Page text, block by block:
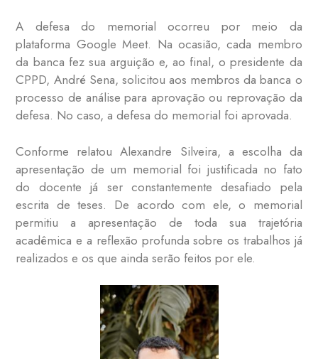
A defesa do memorial ocorreu por meio da
plataforma Google Meet. Na ocasião, cada membro
da banca fez sua arguição e, ao final, o presidente da
CPPD, André Sena, solicitou aos membros da banca o
processo de análise para aprovação ou reprovação da
defesa. No caso, a defesa do memorial foi aprovada.
Conforme relatou Alexandre Silveira, a escolha da
apresentação de um memorial foi justificada no fato
do docente já ser constantemente desafiado pela
escrita de teses. De acordo com ele, o memorial
permitiu a apresentação de toda sua trajetória
acadêmica e a reflexão profunda sobre os trabalhos já
realizados e os que ainda serão feitos por ele.